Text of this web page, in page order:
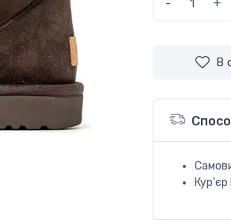
- +
В